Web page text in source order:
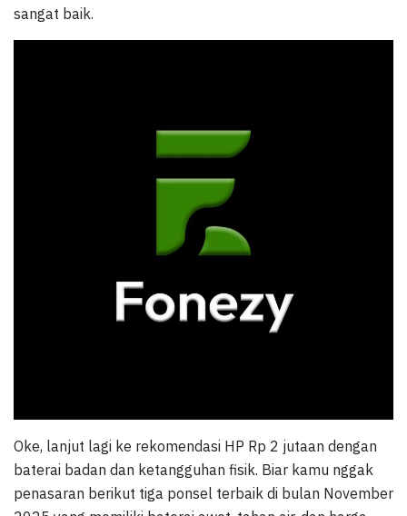
sangat baik.
Oke, lanjut lagi ke rekomendasi HP Rp 2 jutaan dengan
baterai badan dan ketangguhan fisik. Biar kamu nggak
penasaran berikut tiga ponsel terbaik di bulan November